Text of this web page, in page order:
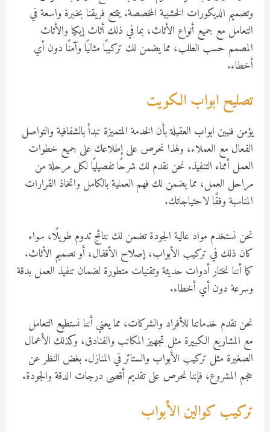
وتصميم الديكورات الخشبية المخصصة. يتمتع فريقنا بخبرة واسعة في
التعامل مع جميع أنواع الأثاث، بما في ذلك أثاث إيكيا والأثاث
المصمم حسب الطلب، مما يضمن لك تركيبًا مثاليًا وآمنًا دون أي
أخطاء.
تصليح ابواب الكويت
يؤمن فنيين ابواب العقيلة بأن الخدمة المتميزة تبدأ بالشفافية والتواصل
الفعال مع العملاء، ولهذا نحرص على إطلاعك على جميع خطوات
العمل أثناء التنفيذ. نحن نقدم لك شرحًا تفصيليًا لكل مرحلة من
مراحل العمل، مما يضمن لك فهم العملية بالكامل واتخاذ القرارات
المناسبة وفقًا لاحتياجاتك.
نحن نستخدم مواد عالية الجودة تضمن لك نتائج تدوم طويلًا، سواء
كان ذلك في تركيب الأبواب، إصلاح الأقفال، أو تصميم الأثاث.
كما أننا نختار أدوات حديثة وتقنيات متطورة لضمان تنفيذ العمل بدقة
وسرعة دون أي أخطاء.
نحن نقدم خدماتنا للأفراد والشركات، مما يعني أننا نستطيع التعامل
مع المشاريع الكبيرة مثل تجهيز المكاتب والفنادق، وكذلك الأعمال
الصغيرة مثل تركيب الأبواب والستائر في المنازل. بغض النظر عن
حجم المشروع، فإننا نحرص على تقديم أقصى درجات الدقة والجودة.
تركيب كوالين الأبواب